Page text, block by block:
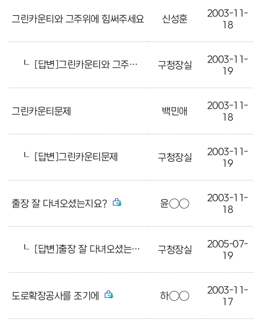
그린카운티와 그주위에 힘써주세요 신성훈
2003-11-
18
┖ [답변]그린카운티와 그주위에 힘써주세요 구청장실
2003-11-
19
그린카운티문제 백민애
2003-11-
18
┖ [답변]그린카운티문제 구청장실
2003-11-
19
출장 잘 다녀오셨는지요? 윤○○
2003-11-
18
┖ [답변]출장 잘 다녀오셨는지요? 구청장실
2005-07-
19
도로확장공사를 조기에 하○○
2003-11-
17